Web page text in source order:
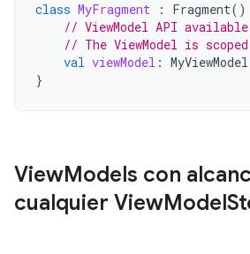
class MyFragment : Fragment()
// ViewModel API
// The ViewModel is
val viewModel : MyViewModel
}
ViewModels con
cualquier ViewModel